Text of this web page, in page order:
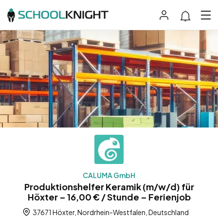
CALUMA GmbH
Produktionshelfer Keramik (m/w/d) für
Höxter – 16,00 € / Stunde – Ferienjob
37671 Höxter, Nordrhein-Westfalen, Deutschland